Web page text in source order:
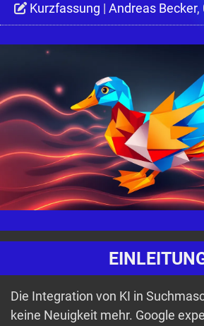
Kurzfassung | Andreas Becker,
Die Integration von KI in
keine Neuigkeit mehr. Google